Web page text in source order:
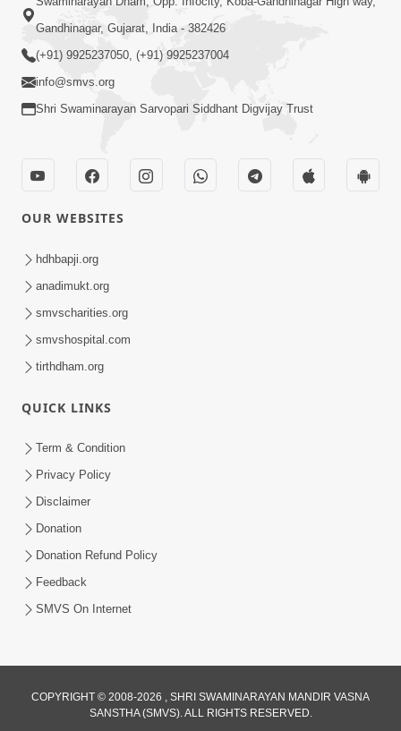
સંકલ્પ સભામાં આપેલ લેશન કરવા માટેનો
ગુરુજીનો આગ્રહ | SMVS Spiritual
Journey
શ્રીજીમહારાજ આપણી પાસે મૂર્તિસુખના પાત્ર
થવા માટે કેવી અપેક્ષા રાખે છે ?
શું કળીયુગમાં સફળતા પ્રાપ્ત કરવી છે ? |
Jun 03, 2024
Gandhinagar, Gujarat, India - 382426
(+91) 9925237050, (+91) 9925237004
info@smvs.org
Shri Swaminarayan Sarvopari Siddhant Digvijay Trust
OUR WEBSITES
hdhbapji.org
anadimukt.org
smvscharities.org
smvshospital.com
tirthdham.org
QUICK LINKS
Term & Condition
Privacy Policy
Disclaimer
Donation
Donation Refund Policy
Feedback
SMVS On Internet
COPYRIGHT © 2008-2026 , SHRI SWAMINARAYAN MANDIR VASNA
SANSTHA (SMVS). ALL RIGHTS RESERVED.